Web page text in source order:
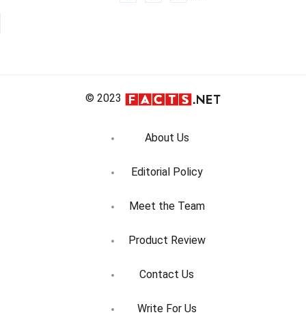
© 2023
About Us
Editorial Policy
Meet the Team
Product Review
Contact Us
Write For Us